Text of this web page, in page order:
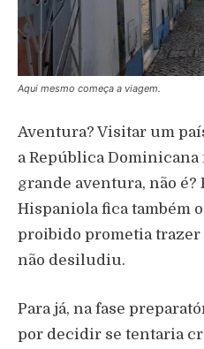
Aqui mesmo começa a viagem.
Aventura? Visitar um
a República Dominicana
grande aventura, não é?
Hispaniola fica também
proibido prometia trazer
não desiludiu.
Para já, na fase
por decidir se tentaria